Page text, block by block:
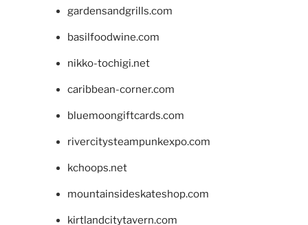
gardensandgrills.com
basilfoodwine.com
nikko-tochigi.net
caribbean-corner.com
bluemoongiftcards.com
rivercitysteampunkexpo.com
kchoops.net
mountainsideskateshop.com
kirtlandcitytavern.com